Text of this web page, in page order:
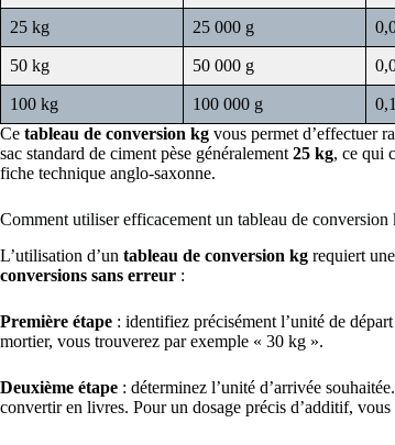
25 kg 25 000 g
50 kg 50 000 g
100 kg 100 000 g
Ce tableau de conversion kg vous permet d’effectuer
sac standard de ciment pèse généralement 25 kg, ce qui
fiche technique anglo-saxonne.
Comment utiliser efficacement un tableau de conversion
L’utilisation d’un tableau de conversion kg requiert
conversions sans erreur :
Première étape : identifiez précisément l’unité de
mortier, vous trouverez par exemple « 30 kg ».
Deuxième étape : déterminez l’unité d’arrivée
convertir en livres. Pour un dosage précis d’additif,